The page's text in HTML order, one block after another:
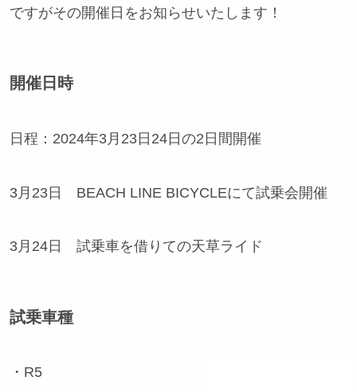
ですがその開催日をお知らせいたします！
開催日時
日程：2024年3月23日24日の2日間開催
3月23日 BEACH LINE BICYCLEにて試乗会開催
3月24日 試乗車を借りての天草ライド
試乗車種
・R5